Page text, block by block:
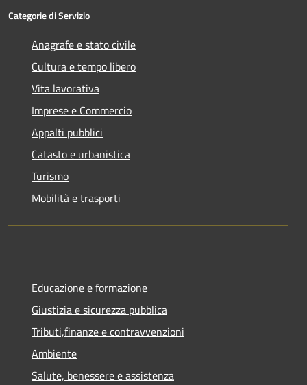
Categorie di Servizio
Anagrafe e stato civile
Cultura e tempo libero
Vita lavorativa
Imprese e Commercio
Appalti pubblici
Catasto e urbanistica
Turismo
Mobilità e trasporti
Educazione e formazione
Giustizia e sicurezza pubblica
Tributi,finanze e contravvenzioni
Ambiente
Salute, benessere e assistenza